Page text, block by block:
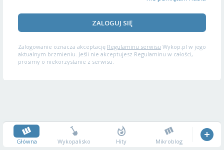
ZALOGUJ SIĘ
Zalogowanie oznacza akceptację Regulaminu serwisu Wykop.pl w jego
aktualnym brzmieniu. Jeśli nie akceptujesz Regulaminu w całości,
prosimy o niekorzystanie z serwisu.
Główna Wykopalisko Hity Mikroblog